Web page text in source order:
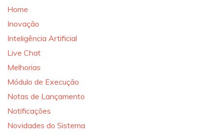
Home
Inovação
Inteligência Artificial
Live Chat
Melhorias
Módulo de Execução
Notas de Lançamento
Notificações
Novidades do Sistema